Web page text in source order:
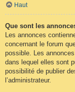
Haut
Que sont les
Les annonces
concernant le forum
possible. Les
dans lequel elles sont
possibilité de publier
l’administrateur.